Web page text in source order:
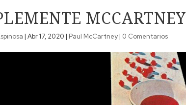
MCCARTNEY
| Abr 17, 2020 | Paul McCartney| 0 Comentarios